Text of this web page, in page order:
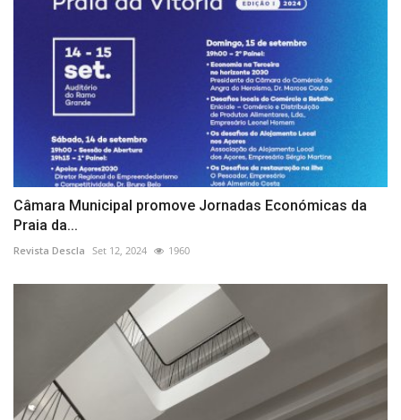
Câmara Municipal promove Jornadas Económicas da
Praia da...
Revista Descla Set 12, 2024 1960